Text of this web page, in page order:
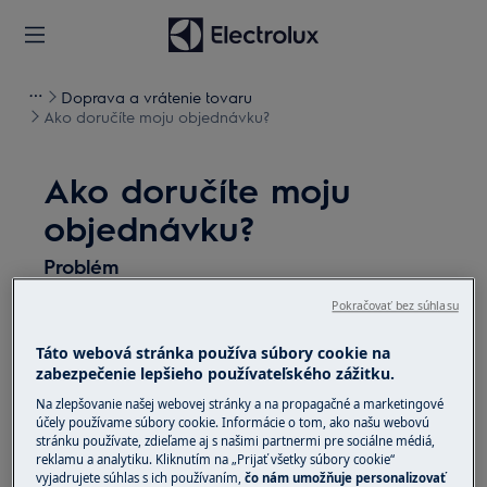
Doprava a vrátenie tovaru
Ako doručíte moju objednávku?
Ako doručíte moju
objednávku?
Problém
Riešenie
Doručenie veľkých spotrebičov zabezpečuje
dopravná spoločnosť, podľa Vami zvolenej
možnosti dopravy pri kúpe bude buď tovar
Táto webová stránka používa súbory cookie na
zabezpečenie lepšieho používateľského zážitku.
Na zlepšovanie našej webovej stránky a na propagačné a marketingové
účely používame súbory cookie. Informácie o tom, ako našu webovú
stránku používate, zdieľame aj s našimi partnermi pre sociálne médiá,
reklamu a analytiku. Kliknutím na „Prijať všetky súbory cookie“
vyjadrujete súhlas s ich používaním,čo nám umožňuje personalizovať
Pokračovať bez súhlasu